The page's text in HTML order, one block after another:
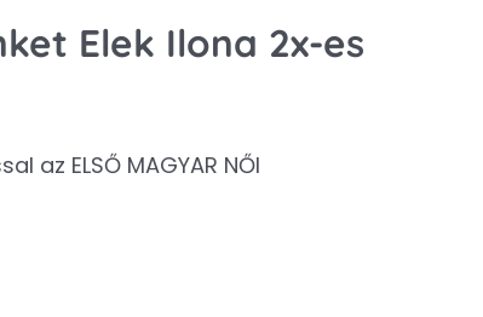
Elek Ilona 2x-es
ELSŐ MAGYAR NŐI